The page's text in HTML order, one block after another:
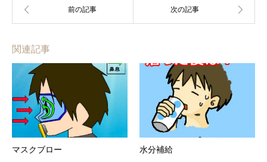
関連記事
マスクブロー 水分補給